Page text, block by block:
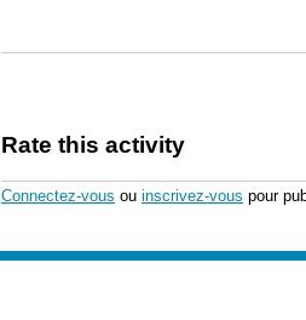
Rate this activity
Connectez-vous ou inscrivez-vous pour